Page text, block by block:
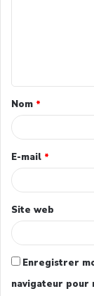
Nom *
E-mail *
Site web
Enregistrer
navigateur pour